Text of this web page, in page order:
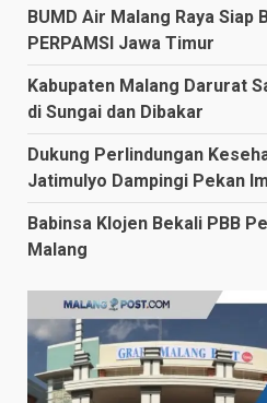
BUMD Air Malang Raya
PERPAMSI Jawa Timur
Kabupaten Malang Darurat
di Sungai dan Dibakar
Dukung Perlindungan
Jatimulyo Dampingi Pekan
Babinsa Klojen Bekali PBB
Malang